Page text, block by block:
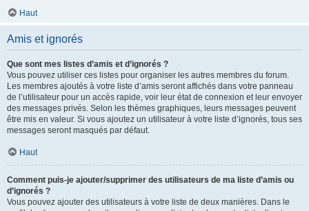
Haut
Amis et ignorés
Que sont mes listes d’amis et d’ignorés ?
Vous pouvez utiliser ces listes pour organiser les autres membres du forum.
Les membres ajoutés à votre liste d’amis seront affichés dans votre panneau
de l’utilisateur pour un accès rapide, voir leur état de connexion et leur envoyer
des messages privés. Selon les thèmes graphiques, leurs messages peuvent
être mis en valeur. Si vous ajoutez un utilisateur à votre liste d’ignorés, tous ses
messages seront masqués par défaut.
Haut
Comment puis-je ajouter/supprimer des utilisateurs de ma liste d’amis ou
d’ignorés ?
Vous pouvez ajouter des utilisateurs à votre liste de deux manières. Dans le